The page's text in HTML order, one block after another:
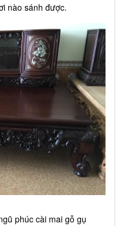
nào sánh được.
phúc cài mai gỗ gụ